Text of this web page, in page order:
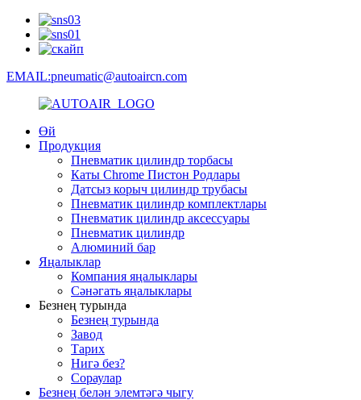
EMAIL:pneumatic@autoaircn.com
Өй
Продукция
Пневматик цилиндр торбасы
Каты Chrome Пистон Родлары
Датсыз корыч цилиндр трубасы
Пневматик цилиндр комплектлары
Пневматик цилиндр аксессуары
Пневматик цилиндр
Алюминий бар
Яңалыклар
Компания яңалыклары
Сәнәгать яңалыклары
Безнең турында
Безнең турында
Завод
Тарих
Нигә без?
Сораулар
Безнең белән элемтәгә чыгу